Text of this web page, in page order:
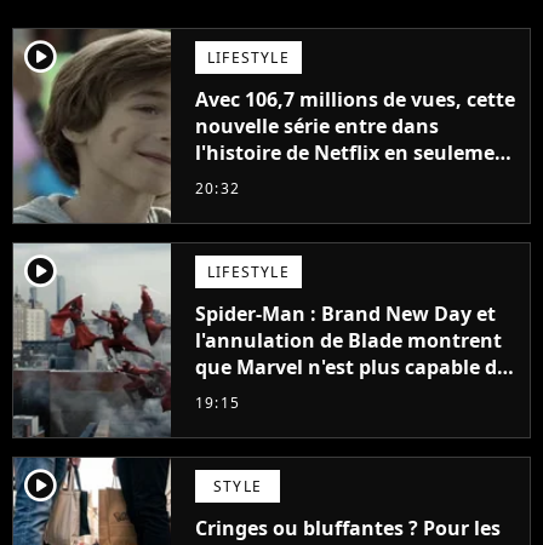
player2 LIFESTYLE
Avec 106,7 millions de vues, cette
nouvelle série entre dans
l'histoire de Netflix en seulement
48 jours
20:32
player2 LIFESTYLE
Spider-Man : Brand New Day et
l'annulation de Blade montrent
que Marvel n'est plus capable de
faire quoi que ce soit de simple
19:15
player2 STYLE
Cringes ou bluffantes ? Pour les